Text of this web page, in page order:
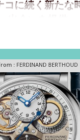
コに続く新たな
テカルロと同様、この
複数の独立系時計師が
て革新性という共通の
たな時計文化
: FERDINAND BERTHOUD